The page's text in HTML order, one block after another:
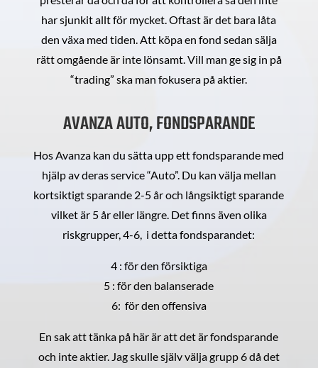
har sjunkit allt för mycket. Oftast är det bara låta
den växa med tiden. Att köpa en fond sedan sälja
rätt omgående är inte lönsamt. Vill man ge sig in på
“trading” ska man fokusera på aktier.
AVANZA AUTO, FONDSPARANDE
Hos Avanza kan du sätta upp ett fondsparande med
hjälp av deras service “Auto”. Du kan välja mellan
kortsiktigt sparande 2-5 år och långsiktigt sparande
vilket är 5 år eller längre. Det finns även olika
riskgrupper, 4-6, i detta fondsparandet:
4 : för den försiktiga
5 : för den balanserade
6: för den offensiva
En sak att tänka på här är att det är fondsparande
och inte aktier. Jag skulle själv välja grupp 6 då det